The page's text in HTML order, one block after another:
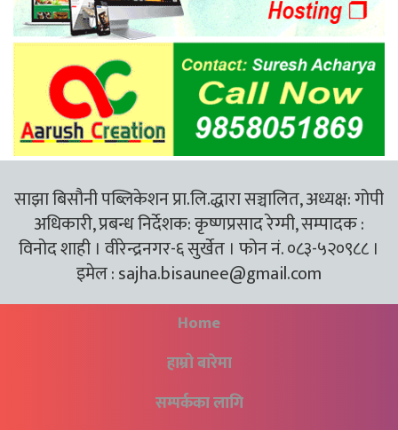
साझा बिसौनी पब्लिकेशन प्रा.लि.द्धारा सञ्चालित, अध्यक्ष: गोपी
अधिकारी, प्रबन्ध निर्देशक: कृष्णप्रसाद रेग्मी, सम्पादक :
विनोद शाही । वीरेन्द्रनगर-६ सुर्खेत । फोन नं. ०८३-५२०९८८ ।
इमेल :sajha.bisaunee@gmail.com
Home
हाम्रो बारेमा
सम्पर्कका लागि